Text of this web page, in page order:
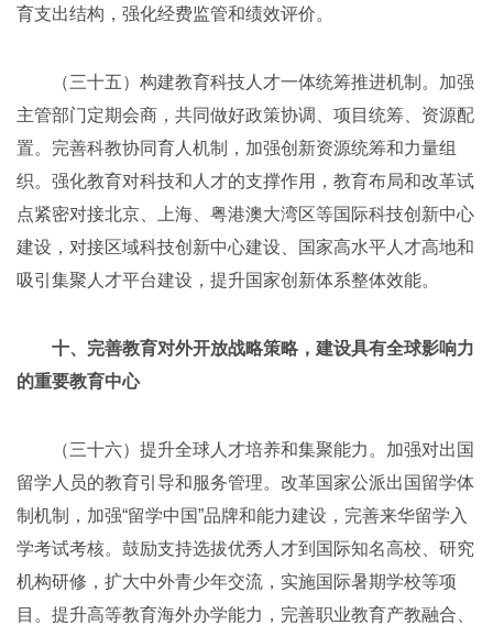
育支出结构，强化经费监管和绩效评价。
（三十五）构建教育科技人才一体统筹推进机制。加强
主管部门定期会商，共同做好政策协调、项目统筹、资源配
置。完善科教协同育人机制，加强创新资源统筹和力量组
织。强化教育对科技和人才的支撑作用，教育布局和改革试
点紧密对接北京、上海、粤港澳大湾区等国际科技创新中心
建设，对接区域科技创新中心建设、国家高水平人才高地和
吸引集聚人才平台建设，提升国家创新体系整体效能。
十、完善教育对外开放战略策略，建设具有全球影响力
的重要教育中心
（三十六）提升全球人才培养和集聚能力。加强对出国
留学人员的教育引导和服务管理。改革国家公派出国留学体
制机制，加强“留学中国”品牌和能力建设，完善来华留学入
学考试考核。鼓励支持选拔优秀人才到国际知名高校、研究
机构研修，扩大中外青少年交流，实施国际暑期学校等项
目。提升高等教育海外办学能力，完善职业教育产教融合、